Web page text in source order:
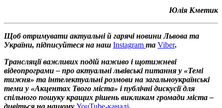
Юлія Кметик
Щоб отримувати актуальні й гарячі новини Львова та
України, підписуйтеся на наш Instagram та Viber.
Трансляції важливих подій наживо і щотижневі
відеопрограми – про актуальні львівські питання у «Темі
тижня» та інтелектуальні розмови на загальноукраїнські
теми у «Акцентах Твого міста» і публічні дискусії для
спільного пошуку кращих рішень викликам громади міста –
дивіться на нашому YouTube-каналі.